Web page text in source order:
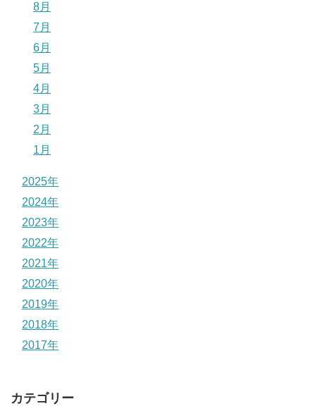
8月
7月
6月
5月
4月
3月
2月
1月
2025年
2024年
2023年
2022年
2021年
2020年
2019年
2018年
2017年
カテゴリー